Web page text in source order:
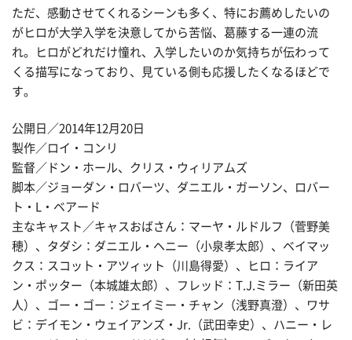
ただ、感動させてくれるシーンも多く、特にお薦めしたいの
がヒロが大学入学を決意してから苦悩、葛藤する一連の流
れ。ヒロがどれだけ憧れ、入学したいのか気持ちが伝わって
くる描写になっており、見ている側も応援したくなるほどで
す。
公開日／2014年12月20日
製作／ロイ・コンリ
監督／ドン・ホール、クリス・ウィリアムズ
脚本／ジョーダン・ロバーツ、ダニエル・ガーソン、ロバー
ト・L・ベアード
主なキャスト／キャスおばさん：マーヤ・ルドルフ（菅野美
穂）、タダシ：ダニエル・ヘニー（小泉孝太郎）、ベイマッ
クス：スコット・アツィット（川島得愛）、ヒロ：ライア
ン・ポッター（本城雄太郎）、フレッド：T.J.ミラー（新田英
人）、ゴー・ゴー：ジェイミー・チャン（浅野真澄）、ワサ
ビ：デイモン・ウェイアンズ・Jr.（武田幸史）、ハニー・レ